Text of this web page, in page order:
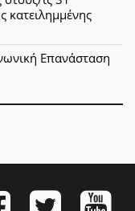
κατειλημμένης
Επανάσταση